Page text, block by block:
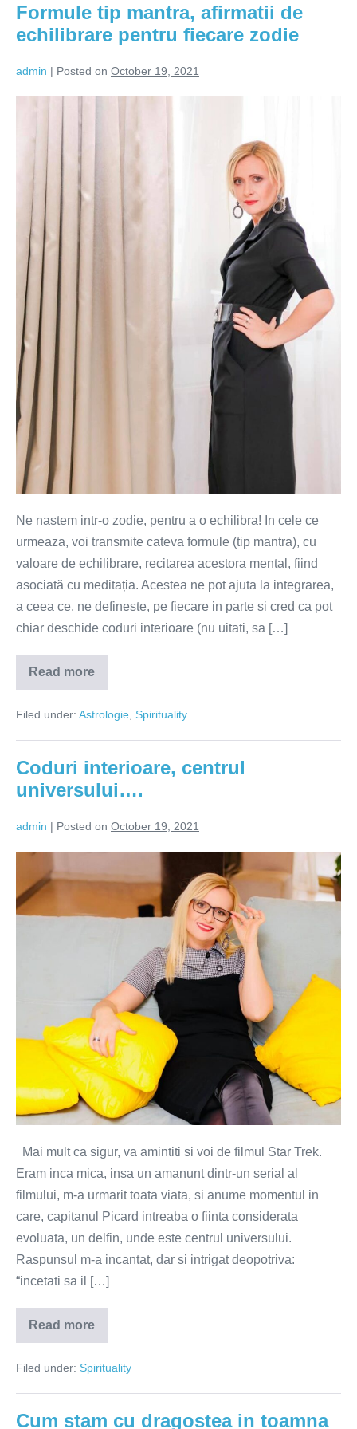
Formule tip mantra, afirmatii de
echilibrare pentru fiecare zodie
admin | Posted on October 19, 2021
afirmatii
echilibrare
pentru
fiecare
zodie
Ne nastem intr-o zodie, pentru a o echilibra! In cele ce
urmeaza, voi transmite cateva formule (tip mantra), cu
valoare de echilibrare, recitarea acestora mental, fiind
asociată cu meditația. Acestea ne pot ajuta la integrarea,
a ceea ce, ne defineste, pe fiecare in parte si cred ca pot
chiar deschide coduri interioare (nu uitati, sa […]
Read more
Formule
tip
afirmatii
echilibrare
fiecare
Filed under: Astrologie Spirituality
Coduri interioare, centrul
universului….
admin | Posted on October 19, 2021
interioare,
centrul
Mai mult ca sigur, va amintiti si voi de filmul Star Trek.
Eram inca mica, insa un amanunt dintr-un serial al
filmului, m-a urmarit toata viata, si anume momentul in
care, capitanul Picard intreaba o fiinta considerata
evoluata, un delfin, unde este centrul universului.
Raspunsul m-a incantat, dar si intrigat deopotriva:
“incetati sa il […]
Read more
Coduri
interioare,
universului….
Filed under: Spirituality
Cum stam cu dragostea in toamna